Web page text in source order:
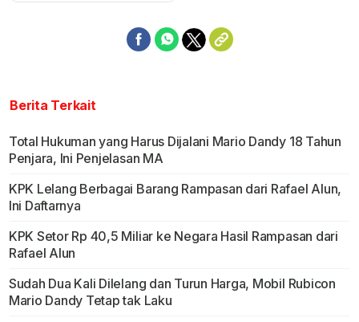
Berita Terkait
Total Hukuman yang Harus Dijalani Mario Dandy 18 Tahun
Penjara, Ini Penjelasan MA
KPK Lelang Berbagai Barang Rampasan dari Rafael Alun,
Ini Daftarnya
KPK Setor Rp 40,5 Miliar ke Negara Hasil Rampasan dari
Rafael Alun
Sudah Dua Kali Dilelang dan Turun Harga, Mobil Rubicon
Mario Dandy Tetap tak Laku